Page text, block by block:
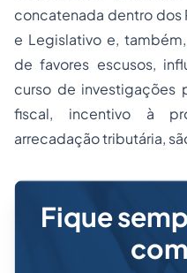
concatenada dentro dos
e Legislativo e,
de favores escusos,
curso de investigações
fiscal, incentivo à
arrecadação tributária,
Fique